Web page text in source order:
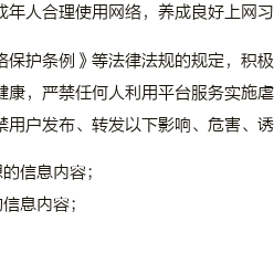
人合理使用网络，养成良好上网
护条例》等法律法规的规定，积
，严禁任何人利用平台服务实施
户发布、转发以下影响、危害、
信息内容；
息内容；